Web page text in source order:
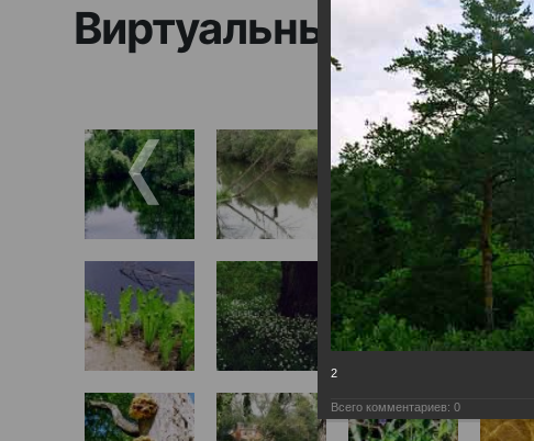
Виртуальные
2
Всего комментариев: 0